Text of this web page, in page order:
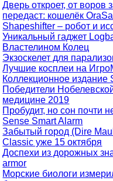
Дверь откроет, от воров
передаст: кошелёк
Shapeshifter – робот и
Уникальный гаджет
Властелином Колец
Экзоскелет для
Лучшие косплеи на
Коллекционное
Победители
медицине 2019
Пробудит, но сон почти
Sense Smart Alarm
Забытый город (Dire
Classic уже 15 октября
Доспехи из дорожных
armor
Морские биологи